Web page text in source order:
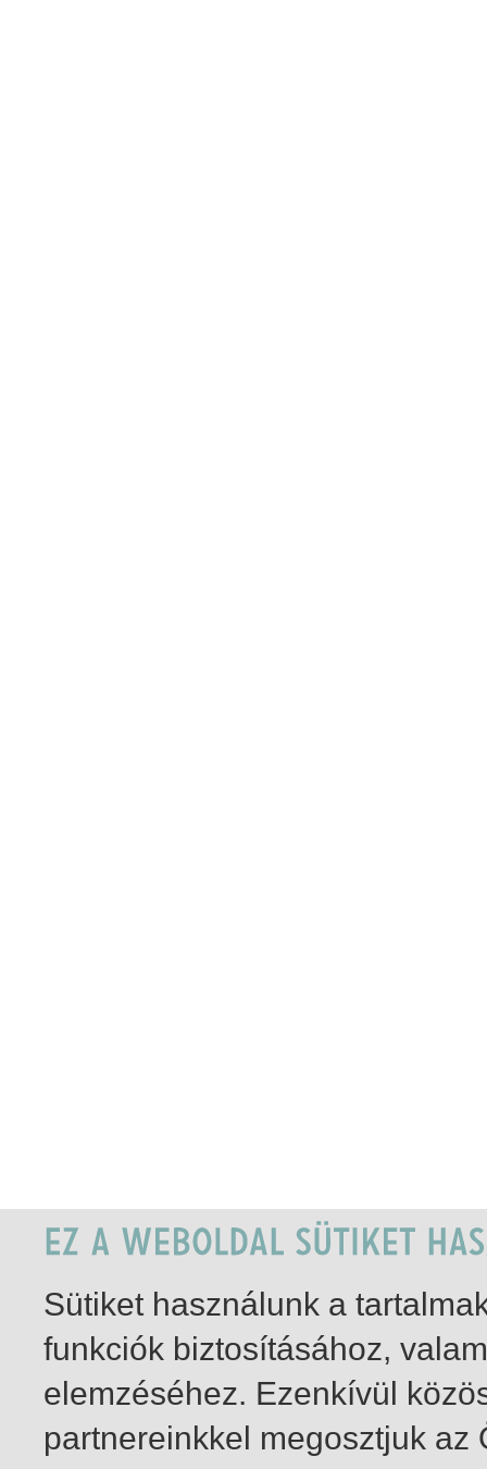
Sütiket használunk a
funkciók biztosításához,
elemzéséhez. Ezenkívül
partnereinkkel megosztjuk